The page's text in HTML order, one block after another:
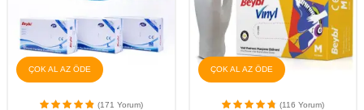
ÇOK AL AZ ÖDE
(171 Yorum)
ÇOK AL AZ ÖDE
(116 Yorum)